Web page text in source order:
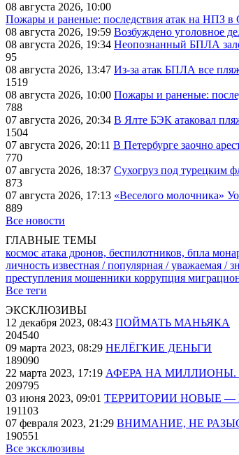
08 августа 2026, 10:00
Пожары и раненые: последствия атак на НПЗ в
08 августа 2026, 19:59 Возбуждено уголовное
08 августа 2026, 19:34 Неопознанный БПЛА
95
08 августа 2026, 13:47 Из-за атак БПЛА все
1519
08 августа 2026, 10:00 Пожары и раненые:
788
07 августа 2026, 20:34 В Ялте БЭК атаковал
1504
07 августа 2026, 20:11 В Петербурге заочно
770
07 августа 2026, 18:37 Сухогруз под турецким
873
07 августа 2026, 17:13 «Веселого молочника»
889
Все новости
ГЛАВНЫЕ ТЕМЫ
космос атака дронов, беспилотников, бпла
личность известная / популярная / уважаемая /
преступления мошенники коррупция
Все теги
ЭКСКЛЮЗИВЫ
12 декабря 2023, 08:43 ПОЙМАТЬ МАНЬЯКА
204540
09 марта 2023, 08:29 НЕЛЁГКИЕ ДЕНЬГИ
189090
22 марта 2023, 17:19 АФЕРА НА
209795
03 июня 2023, 09:01 ТЕРРИТОРИИ НОВЫЕ —
191103
07 февраля 2023, 21:29 ВНИМАНИЕ, НЕ
190551
Все эксклюзивы